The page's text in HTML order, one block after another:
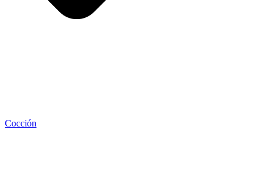
Cocción